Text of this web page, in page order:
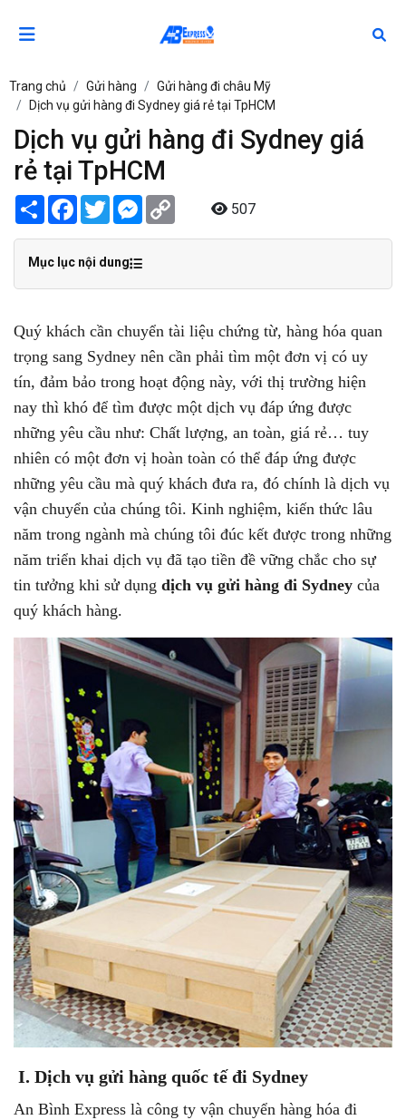
Trang chủ Gửi hàng
Gửi hàng đi châu Mỹ
Dịch vụ gửi hàng đi Sydney giá rẻ tại TpHCM
Dịch vụ gửi hàng đi Sydney giá
rẻ tại TpHCM
Share Facebook
TwitterMessenger 507
Mục lục nội dung
Quý khách cần chuyển tài liệu chứng từ, hàng hóa quan
trọng sang Sydney nên cần phải tìm một đơn vị có uy
tín, đảm bảo trong hoạt động này, với thị trường hiện
nay thì khó để tìm được một dịch vụ đáp ứng được
những yêu cầu như: Chất lượng, an toàn, giá rẻ… tuy
nhiên có một đơn vị hoàn toàn có thể đáp ứng được
những yêu cầu mà quý khách đưa ra, đó chính là dịch vụ
vận chuyển của chúng tôi. Kinh nghiệm, kiến thức lâu
năm trong ngành mà chúng tôi đúc kết được trong những
năm triển khai dịch vụ đã tạo tiền đề vững chắc cho sự
tin tưởng khi sử dụng dịch vụ gửi hàng đi Sydney của
quý khách hàng.
I. Dịch vụ gửi hàng quốc tế đi Sydney
An Bình Express là công ty vận chuyển hàng hóa đi